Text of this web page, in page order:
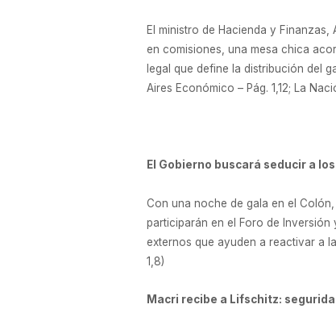
El ministro de Hacienda y
en comisiones, una mesa chica
legal que define la distribución del
Aires Económico – Pág. 1,12; La
El Gobierno buscará seducir a
Con una noche de gala en el
participarán en el Foro de
externos que ayuden a reactivar a
1,8)
Macri recibe a Lifschitz: